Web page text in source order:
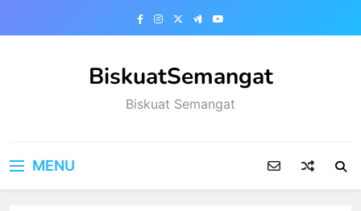
BiskuatSemangat
Biskuat Semangat
MENU